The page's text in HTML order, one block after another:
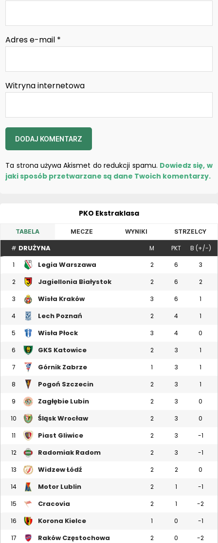
Adres e-mail *
Witryna internetowa
Ta strona używa Akismet do redukcji spamu. Dowiedz się, w
jaki sposób przetwarzane są dane Twoich komentarzy.
PKO Ekstraklasa
TABELA MECZE WYNIKI STRZELCY
# DRUŻYNA M PKT B (+/-)
1 Legia Warszawa 2 6 3
2 Jagiellonia Białystok 2 6 2
3 Wisła Kraków 3 6 1
4 Lech Poznań 2 4 1
5 Wisła Płock 3 4 0
6 GKS Katowice 2 3 1
7 Górnik Zabrze 1 3 1
8 Pogoń Szczecin 2 3 1
9 Zagłębie Lubin 2 3 0
10 Śląsk Wrocław 2 3 0
11 Piast Gliwice 2 3 -1
12 Radomiak Radom 2 3 -1
13 Widzew Łódź 2 2 0
14 Motor Lublin 2 1 -1
15 Cracovia 2 1 -2
16 Korona Kielce 1 0 -1
17 Raków Częstochowa 2 0 -2